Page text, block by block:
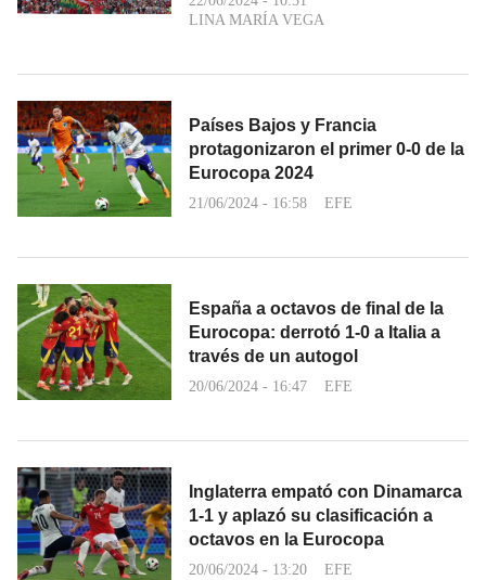
LINA MARÍA VEGA
Países Bajos y Francia
protagonizaron el primer 0-0 de la
Eurocopa 2024
21/06/2024 - 16:58 EFE
España a octavos de final de la
Eurocopa: derrotó 1-0 a Italia a
través de un autogol
20/06/2024 - 16:47 EFE
Inglaterra empató con Dinamarca
1-1 y aplazó su clasificación a
octavos en la Eurocopa
20/06/2024 - 13:20 EFE